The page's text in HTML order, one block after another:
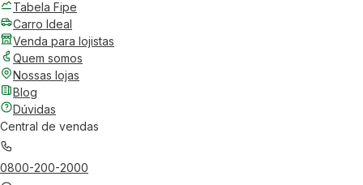
Tabela Fipe
Carro Ideal
Venda para lojistas
Quem somos
Nossas lojas
Blog
Dúvidas
Central de vendas
0800-200-2000